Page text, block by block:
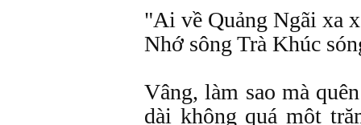
"Ai về Quảng Ngãi xa
Nhớ sông Trà Khúc
Vâng, làm sao mà
dài không quá một